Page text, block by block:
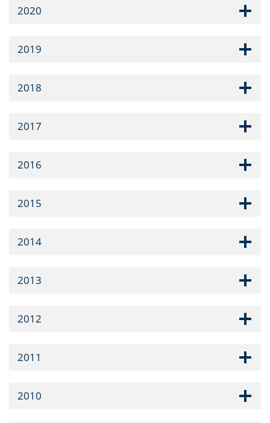
2020
2019
2018
2017
2016
2015
2014
2013
2012
2011
2010